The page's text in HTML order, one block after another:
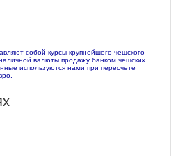
собой курсы крупнейшего чешского
валюты продажу банком чешских
используются нами при пересчете